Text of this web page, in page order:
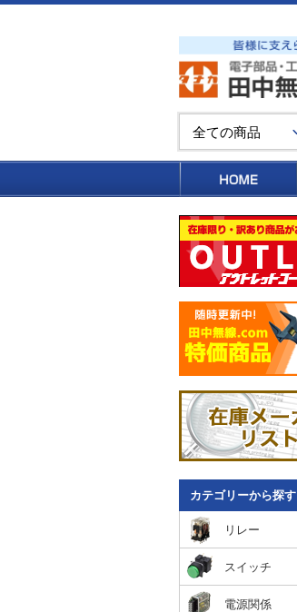
カテゴリーから探す
リレー
スイッチ
電源関係